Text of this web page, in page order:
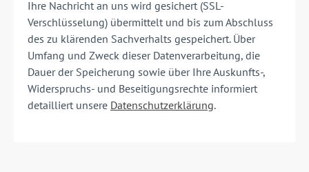
Ihre Nachricht an uns wird gesichert (SSL-
Verschlüsselung) übermittelt und bis zum Abschluss
des zu klärenden Sachverhalts gespeichert. Über
Umfang und Zweck dieser Datenverarbeitung, die
Dauer der Speicherung sowie über Ihre Auskunfts-,
Widerspruchs- und Beseitigungsrechte informiert
detailliert unsere Datenschutzerklärung.